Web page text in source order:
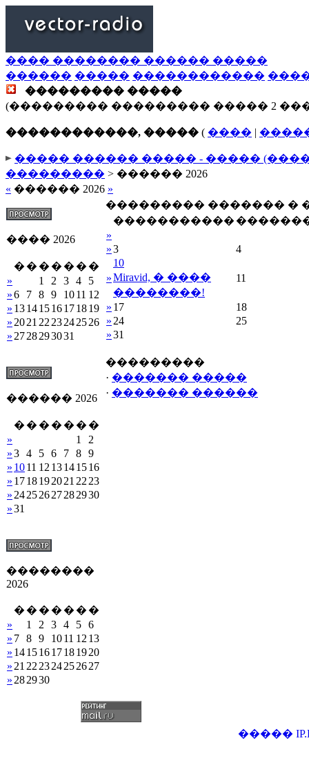
���� �������� ������ �����
������ ����� ������������
��������� �����
(��������� ��������� ����� 2
������������, ����� ( ���� |
����� ������ ����� - �����
��������� > ������ 2026
« ������ 2026 »
���� 2026
� � � � � � �
»
1 2 3 4
5
»6 7 8 9 1011 12
» 13141516171819
» 2021 22 23242526
» 2728293031
������ 2026
� � � � � � �
»
1
2
»3 4 5 6 7 8 9
» 1011 12 13141516
» 1718192021 22 23
» 24252627282930
»31
��������
2026
� � � � � � �
»
1 2 3 4 5 6
» 7 8 9 1011 12 13
» 14151617181920
» 21 22 2324252627
» 282930
��������� ������� �
�����������
»
»3 4
»
10
Miravid, � ����
��������!
11
» 17
18
» 24
25
»31
���������
· ������� �����
· ������� ������
�����